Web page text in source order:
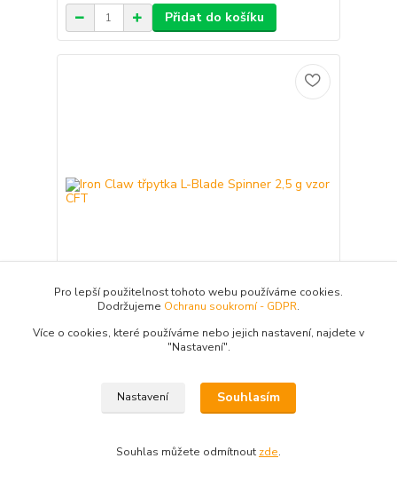
Přidat do košíku
Iron Claw třpytka L-Blade Spinner 2,5 g vzor CFT
Klasická rotační třpytka s podlouhlým
doplněna kvalitními komponenty. Je
osazena háčky Mustad. Lopatka má z každé
strany jiný design. hmotnost 2,5 g velikost
bez DPH Skladem 7
Pro lepší použitelnost tohoto webu používáme cookies.
Dodržujeme Ochranu soukromí - GDPR.
Více o cookies, které používáme nebo jejich nastavení, najdete v
"Nastavení".
Nastavení Souhlasím
Souhlas můžete odmítnout zde.